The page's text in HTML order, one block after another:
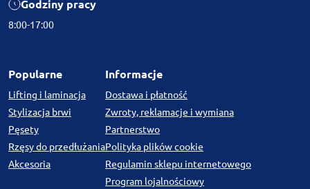
Godziny pracy
8:00-17:00
Popularne
Lifting i laminacja
Stylizacja brwi
Pęsety
Rzęsy do przedłużania
Akcesoria
Informacje
Dostawa i płatność
Zwroty, reklamacje i wymiana
Partnerstwo
Polityka plików cookie
Regulamin sklepu internetowego
Program lojalnościowy